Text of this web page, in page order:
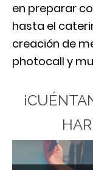
en preparar
hasta el
creación de
photocall y